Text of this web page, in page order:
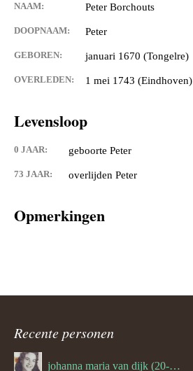
NAAM: Peter Borchouts
DOOPNAAM: Peter
GEBOREN: januari 1670 (Tongelre)
OVERLEDEN: 1 mei 1743 (Eindhoven)
Levensloop
0 JAAR: geboorte Peter
73 JAAR: overlijden Peter
Opmerkingen
Recente personen
johanna maria van dijk (20-07-1939)